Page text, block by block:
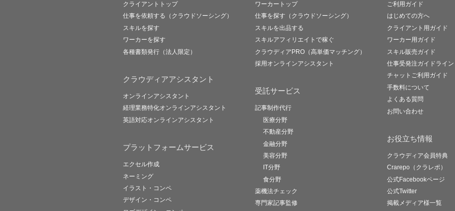
クライアントトップ
仕事を依頼する（クラウドソーシング）
スキルを探す
ワーカーを探す
各種書類発行（法人限定）
クラウディアアシスタント
オンラインアシスタント
経理業務特化オンラインアシスタント
英語対応オンラインアシスタント
プラットフォームサービス
エクセル作成
ネーミング
イラスト・コンペ
デザイン・コンペ
ワーカートップ
仕事を探す（クラウドソーシング）
スキルを出品する
スキルアフィリエイトで稼ぐ
クラウディアPRO（高単価マッチング）
採用オンラインアシスタント
受託サービス
記事制作代行
医療分野
不動産分野
金融分野
美容分野
IT分野
食分野
薬機法チェック
専門家記事監修
ご利用ガイド
はじめての方へ
クライアント用ガイド
ワーカー用ガイド
スキル販売ガイド
仕事受発注ガイドライン
チャットご利用ガイド
手数料について
よくある質問
お問い合わせ
お役立ち情報
クラウディア会員特典
Crarepo（クラレポ）
公式Facebookページ
公式Twitter
掲載メディア様一覧